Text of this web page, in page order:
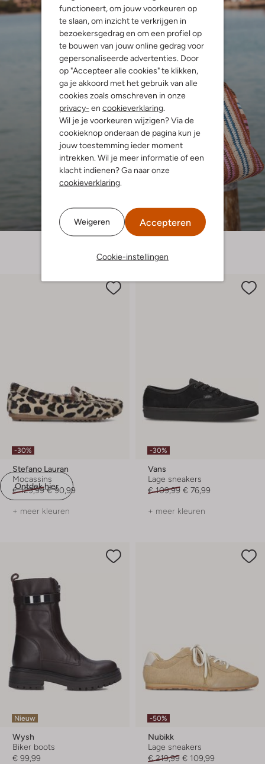
functioneert, om jouw voorkeuren op
te slaan, om inzicht te verkrijgen in
bezoekersgedrag en om een profiel op
te bouwen van jouw online gedrag voor
gepersonaliseerde advertenties. Door
op "Accepteer alle cookies" te klikken,
ga je akkoord met het gebruik van alle
cookies zoals omschreven in onze
privacy- en cookieverklaring
Wil je je voorkeuren wijzigen? Via de
cookieknop onderaan de pagina kun je
jouw toestemming ieder moment
intrekken. Wil je meer informatie of een
klacht indienen? Ga naar onze
cookieverklaring
Weigeren Accepteren
Cookie-instellingen
Ontdek hier
-30%
Stefano Lauran
Mocassins
€ 129,99 € 90,99
+ meer kleuren
-30%
Vans
Lage sneakers
€ 109,99 € 76,99
+ meer kleuren
Nieuw
Wysh
Biker boots
€ 99,99
-50%
Nubikk
Lage sneakers
€ 219,99 € 109,99